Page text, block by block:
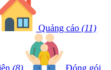
Quảng cáo (11)
(8) Đóng gói